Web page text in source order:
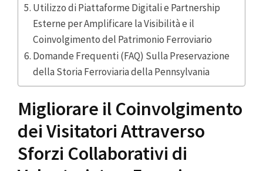
Utilizzo di Piattaforme Digitali e Partnership
Esterne per Amplificare la Visibilità e il
Coinvolgimento del Patrimonio Ferroviario
Domande Frequenti (FAQ) Sulla Preservazione
della Storia Ferroviaria della Pennsylvania
Migliorare il Coinvolgimento
dei Visitatori Attraverso
Sforzi Collaborativi di